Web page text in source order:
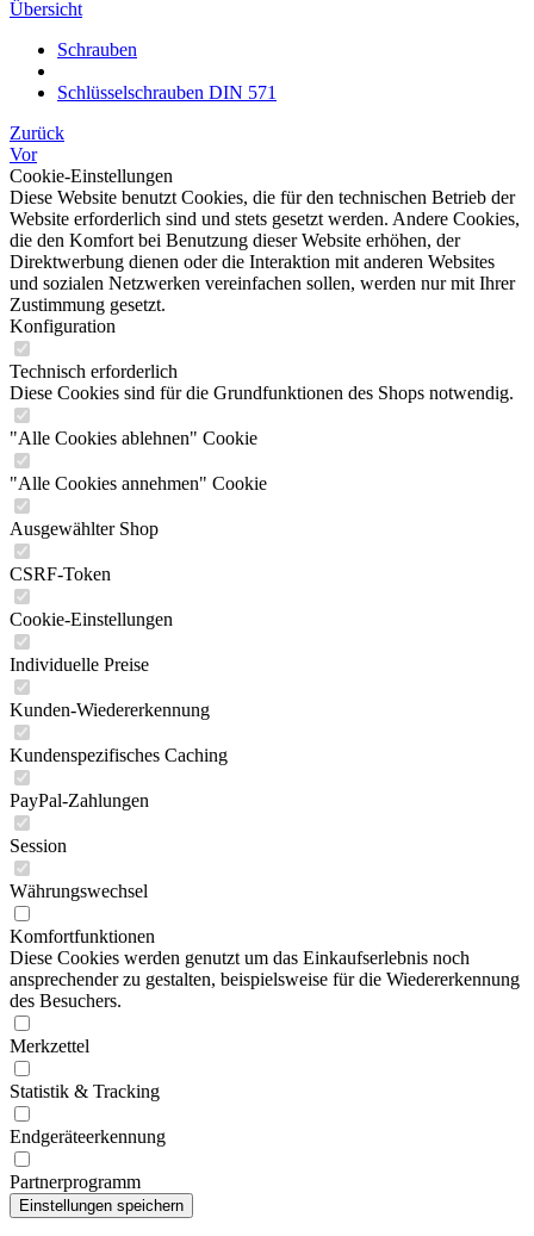
Übersicht
Schrauben
Schlüsselschrauben DIN 571
Zurück
Vor
Cookie-Einstellungen
Diese Website benutzt Cookies, die für den technischen Betrieb der
Website erforderlich sind und stets gesetzt werden. Andere Cookies,
die den Komfort bei Benutzung dieser Website erhöhen, der
Direktwerbung dienen oder die Interaktion mit anderen Websites
und sozialen Netzwerken vereinfachen sollen, werden nur mit Ihrer
Zustimmung gesetzt.
Konfiguration
Technisch erforderlich
Diese Cookies sind für die Grundfunktionen des Shops notwendig.
"Alle Cookies ablehnen" Cookie
"Alle Cookies annehmen" Cookie
Ausgewählter Shop
CSRF-Token
Cookie-Einstellungen
Individuelle Preise
Kunden-Wiedererkennung
Kundenspezifisches Caching
PayPal-Zahlungen
Session
Währungswechsel
Komfortfunktionen
Diese Cookies werden genutzt um das Einkaufserlebnis noch
ansprechender zu gestalten, beispielsweise für die Wiedererkennung
des Besuchers.
Merkzettel
Statistik & Tracking
Endgeräteerkennung
Partnerprogramm